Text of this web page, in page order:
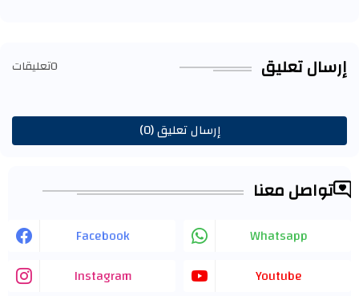
إرسال تعليق 0تعليقات
إرسال تعليق (0)
تواصل معنا
Facebook
Whatsapp
Instagram
Youtube